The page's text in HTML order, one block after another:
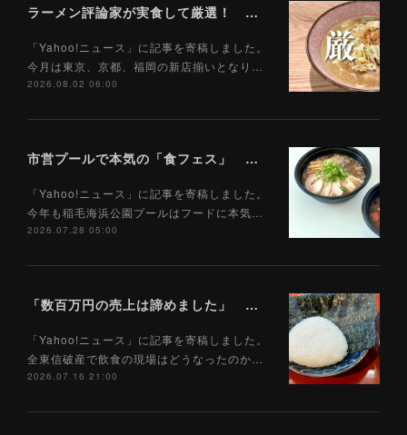
ラーメン評論家が実食して厳選！ 「いま絶対に食べるべきラーメン」ベスト５！【2026年８月】（ Yahoo!ニュース）8/2
「Yahoo!ニュース」に記事を寄稿しました。
今月は東京、京都、福岡の新店揃いとなり…
2026.08.02 06:00
市営プールで本気の「食フェス」 プールサイドで味わえる「ご当地麺」の実力は？（Yahoo!ニュース）7/28
「Yahoo!ニュース」に記事を寄稿しました。
今年も稲毛海浜公園プールはフードに本気…
2026.07.28 05:00
「数百万円の売上は諦めました」 全東信破産で飲食店はどうなったのか？ 被害を受けた飲食店店主に聞いた（Yahoo!ニュース）7/17
「Yahoo!ニュース」に記事を寄稿しました。
全東信破産で飲食の現場はどうなったのか…
2026.07.16 21:00